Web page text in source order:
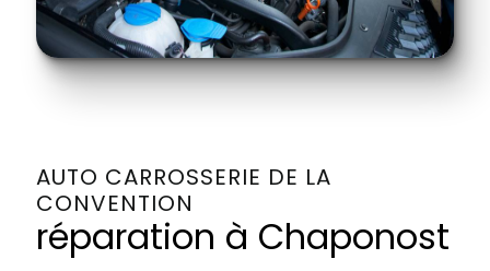
AUTO CARROSSERIE DE LA
CONVENTION
réparation à Chaponost